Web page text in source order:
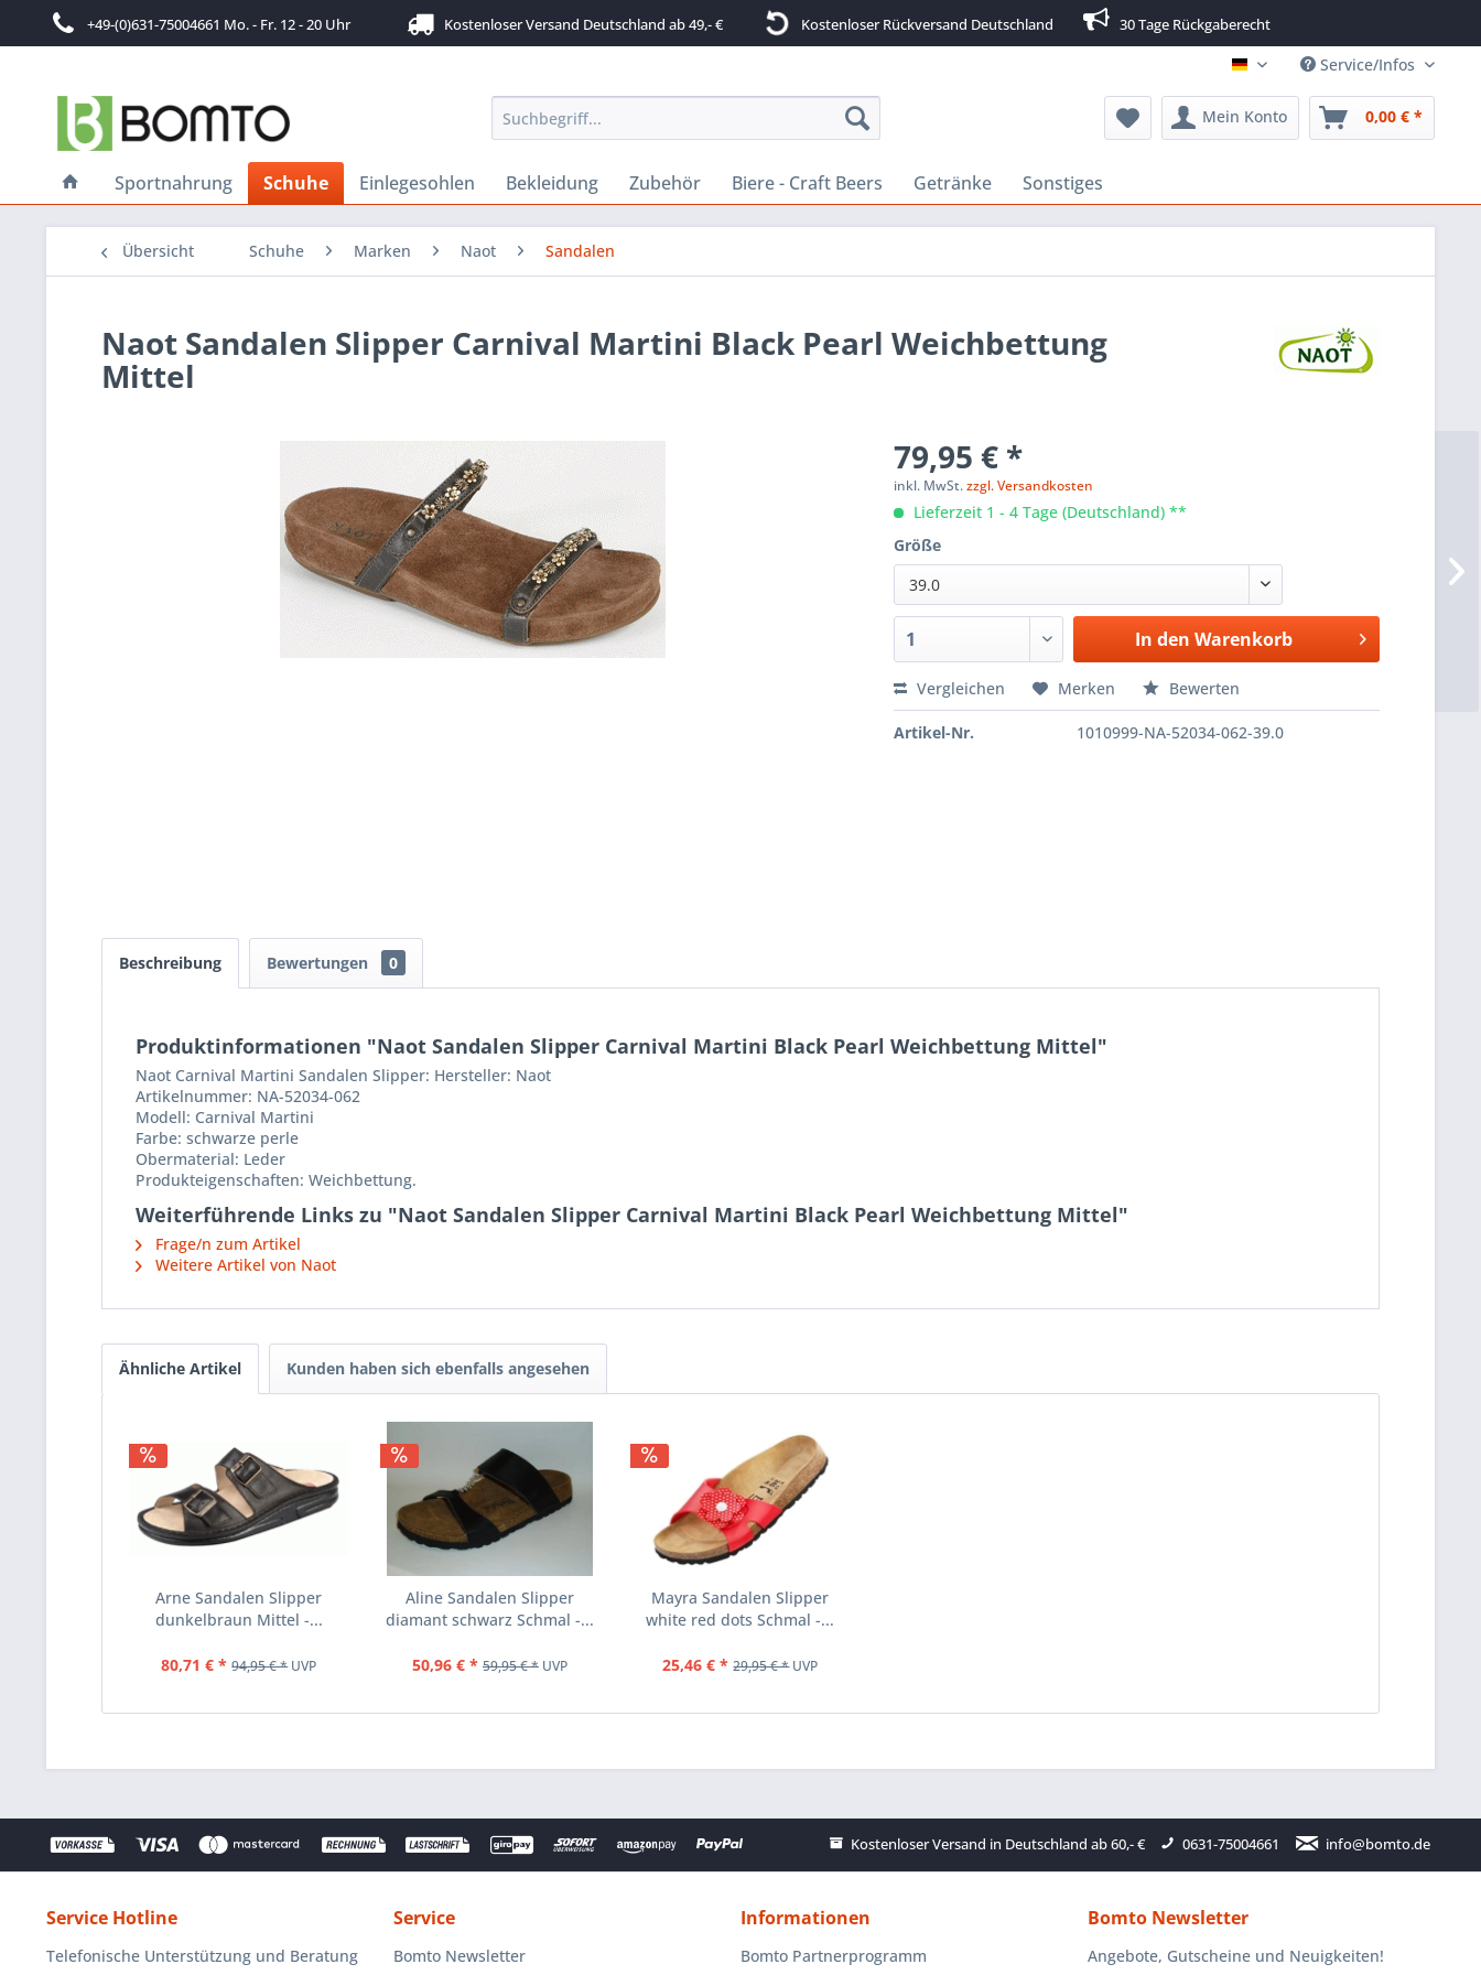
+49-(0)631-75004661 Mo. - Fr. 12 - 20 Uhr Kostenloser Versand Deutschland ab 49,- € Kostenloser Rückversand Deutschland 30 Tage Rückgaberecht
Deutsch Service/Infos
Mein Konto 0,00 € *
Sportnahrung Schuhe Einlegesohlen Bekleidung Zubehör Biere - Craft Beers Getränke Sonstiges
Übersicht Schuhe Marken Naot Sandalen
Naot Sandalen Slipper Carnival Martini Black Pearl Weichbettung
Mittel
79,95 € *
inkl. MwSt.zzgl. Versandkosten
Lieferzeit 1 - 4 Tage (Deutschland) **
Größe
39.0
In den Warenkorb
Vergleichen Merken Bewerten
Artikel-Nr. 1010999-NA-52034-062-39.0
Beschreibung Bewertungen 0
Produktinformationen "Naot Sandalen Slipper Carnival Martini Black Pearl Weichbettung Mittel"
Naot Carnival Martini Sandalen Slipper: Hersteller: Naot
Artikelnummer: NA-52034-062
Modell: Carnival Martini
Farbe: schwarze perle
Obermaterial: Leder
Produkteigenschaften: Weichbettung.
Weiterführende Links zu "Naot Sandalen Slipper Carnival Martini Black Pearl Weichbettung Mittel"
Frage/n zum Artikel
Weitere Artikel von Naot
Ähnliche Artikel Kunden haben sich ebenfalls angesehen
Arne Sandalen Slipper
dunkelbraun Mittel -...
80,71 € * 94,95 € *UVP
Aline Sandalen Slipper
diamant schwarz Schmal -...
50,96 € * 59,95 € *UVP
Mayra Sandalen Slipper
white red dots Schmal -...
25,46 € * 29,95 € *UVP
Kostenloser Versand in Deutschland ab 60,- € 0631-75004661 info@bomto.de
Service Hotline
Telefonische Unterstützung und Beratung
Service
Bomto Newsletter
Informationen
Bomto Partnerprogramm
Bomto Newsletter
Angebote, Gutscheine und Neuigkeiten!